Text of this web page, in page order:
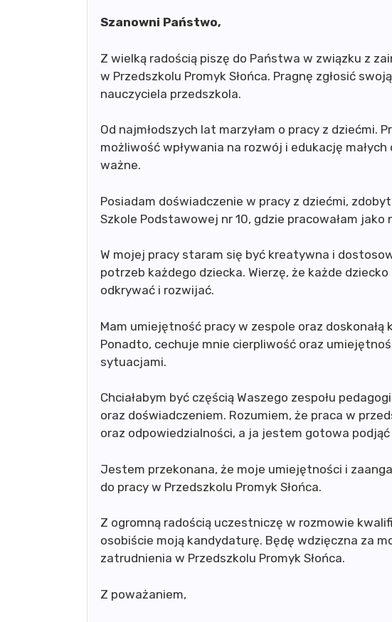
Szanowni Państwo,
Z wielką radością piszę do Państwa w związku z
w Przedszkolu Promyk Słońca. Pragnę zgłosić
nauczyciela przedszkola.
Od najmłodszych lat marzyłam o pracy z dziećmi.
możliwość wpływania na rozwój i edukację
ważne.
Posiadam doświadczenie w pracy z dziećmi,
Szkole Podstawowej nr 10, gdzie pracowałam jako
W mojej pracy staram się być kreatywna i
potrzeb każdego dziecka. Wierzę, że każde
odkrywać i rozwijać.
Mam umiejętność pracy w zespole oraz
Ponadto, cechuje mnie cierpliwość oraz
sytuacjami.
Chciałabym być częścią Waszego zespołu
oraz doświadczeniem. Rozumiem, że praca w
oraz odpowiedzialności, a ja jestem gotowa
Jestem przekonana, że moje umiejętności i
do pracy w Przedszkolu Promyk Słońca.
Z ogromną radością uczestniczę w rozmowie
osobiście moją kandydaturę. Będę wdzięczna za
zatrudnienia w Przedszkolu Promyk Słońca.
Z poważaniem,